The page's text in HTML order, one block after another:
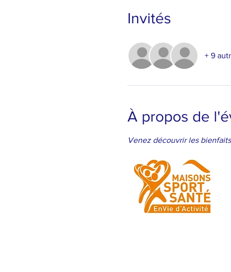
Invités
+ 9
À propos de
Venez découvrir les